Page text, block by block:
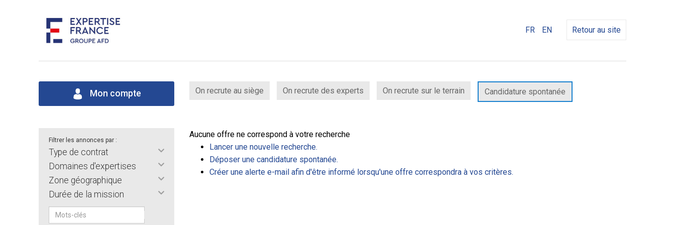
FR EN Retour au site
Mon compte On recrute au siège On recrute des experts On recrute sur le terrain Candidature spontanée
Filtrer les annonces par :
Type de contrat
Domaines d'expertises
Zone géographique
Durée de la mission
Aucune offre ne correspond à votre recherche
Lancer une nouvelle recherche.
Déposer une candidature spontanée.
Créer une alerte e-mail afin d'être informé lorsqu'une offre correspondra à vos critères.